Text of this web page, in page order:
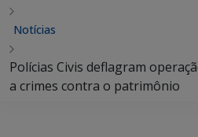
Notícias
Polícias Civis deflagram
a crimes contra o patrimônio